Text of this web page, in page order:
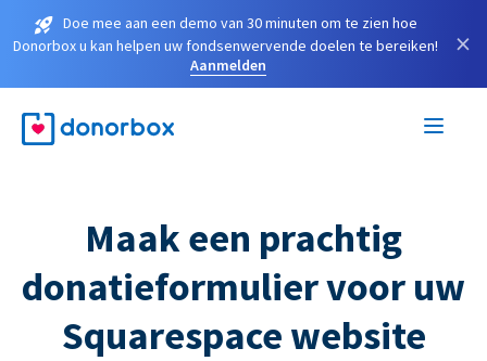
Doe mee aan een demo van 30 minuten om te zien hoe
Donorbox u kan helpen uw fondsenwervende doelen te bereiken!
Aanmelden
×
Maak een prachtig
donatieformulier voor uw
Squarespace website